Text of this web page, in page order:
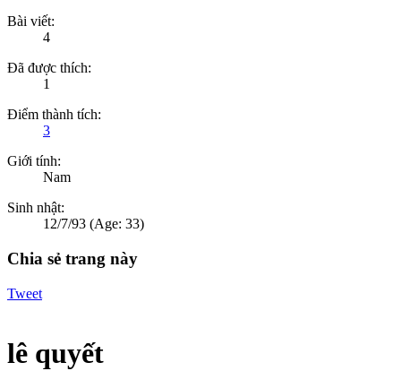
Bài viết:
4
Đã được thích:
1
Điểm thành tích:
3
Giới tính:
Nam
Sinh nhật:
12/7/93 (Age: 33)
Chia sẻ trang này
Tweet
lê quyết